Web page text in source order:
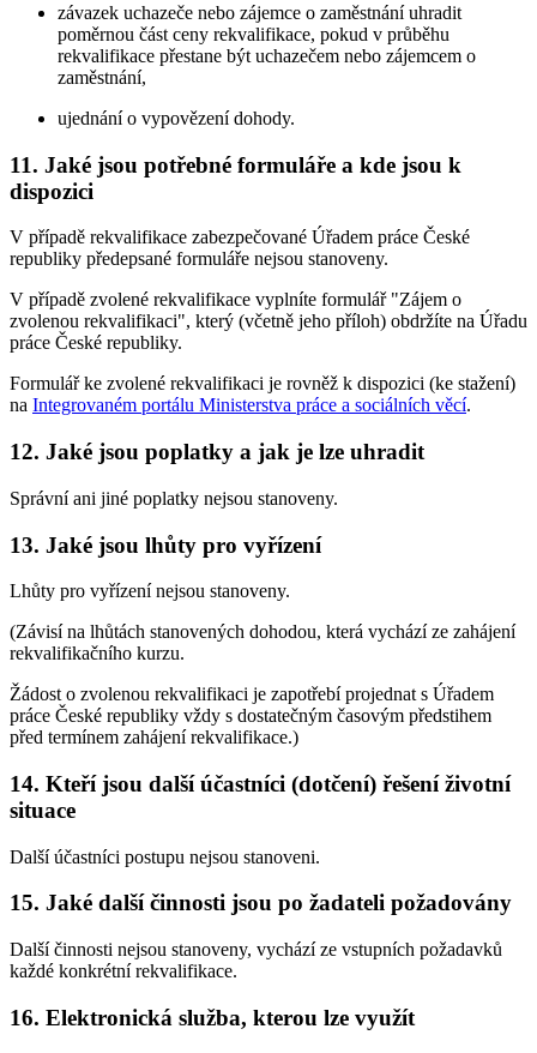
závazek uchazeče nebo zájemce o zaměstnání uhradit
poměrnou část ceny rekvalifikace, pokud v průběhu
rekvalifikace přestane být uchazečem nebo zájemcem o
zaměstnání,
ujednání o vypovězení dohody.
11. Jaké jsou potřebné formuláře a kde jsou k
dispozici
V případě rekvalifikace zabezpečované Úřadem práce České
republiky předepsané formuláře nejsou stanoveny.
V případě zvolené rekvalifikace vyplníte formulář "Zájem o
zvolenou rekvalifikaci", který (včetně jeho příloh) obdržíte na Úřadu
práce České republiky.
Formulář ke zvolené rekvalifikaci je rovněž k dispozici (ke stažení)
na Integrovaném portálu Ministerstva práce a sociálních věcí.
12. Jaké jsou poplatky a jak je lze uhradit
Správní ani jiné poplatky nejsou stanoveny.
13. Jaké jsou lhůty pro vyřízení
Lhůty pro vyřízení nejsou stanoveny.
(Závisí na lhůtách stanovených dohodou, která vychází ze zahájení
rekvalifikačního kurzu.
Žádost o zvolenou rekvalifikaci je zapotřebí projednat s Úřadem
práce České republiky vždy s dostatečným časovým předstihem
před termínem zahájení rekvalifikace.)
14. Kteří jsou další účastníci (dotčení) řešení životní
situace
Další účastníci postupu nejsou stanoveni.
15. Jaké další činnosti jsou po žadateli požadovány
Další činnosti nejsou stanoveny, vychází ze vstupních požadavků
každé konkrétní rekvalifikace.
16. Elektronická služba, kterou lze využít